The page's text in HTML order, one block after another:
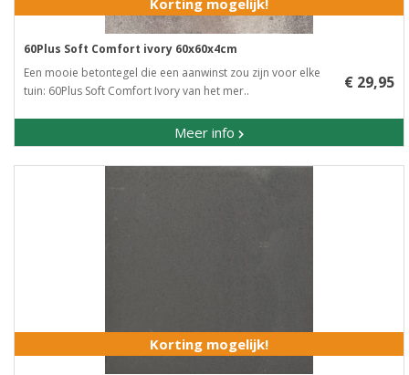
Korting mogelijk!
60Plus Soft Comfort ivory 60x60x4cm
Een mooie betontegel die een aanwinst zou zijn voor elke
tuin: 60Plus Soft Comfort Ivory van het mer..
Meer info
€ 29,95
Korting mogelijk!